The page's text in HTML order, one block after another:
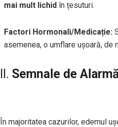
mai mult lichid în țesuturi.
Factori Hormonali/Medicație:
asemenea, o umflare ușoară, de
II. Semnale de
În majoritatea cazurilor, edemul